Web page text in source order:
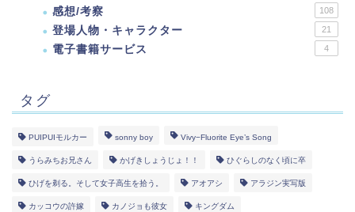
感想/考察 108
登場人物・キャラクター 21
電子書籍サービス 4
タグ
PUIPUIモルカー sonny boy Vivy−Fluorite Eye’s Song
うらみちお兄さん かげきしょうじょ！！ ひぐらしのなく頃に卒
ひげを剃る。そして女子高生を拾う。 アオアシ アラジン実写版
カッコウの許嫁 カノジョも彼女 キングダム